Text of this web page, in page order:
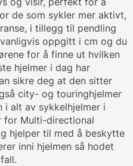
de som sykler mer aktivt,
i tillegg til pendling
oppgitt i cm og du
for å finne ut hvilken
hjelmer i dag har
sikre deg at den sitter
city- og touringhjelmer
i alt av sykkelhjelmer i
for Multi-directional
hjelper til med å beskytte
inni hjelmen så hodet